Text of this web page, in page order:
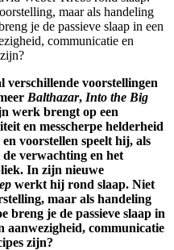
maar als handeling
je de passieve slaap in een
communicatie en
verschillende voorstellingen
Balthazar, Into the Big
werk brengt op een
en messcherpe helderheid
voorstellen speelt hij, als
verwachting en het
In zijn nieuwe
werkt hij rond slaap. Niet
maar als handeling
breng je de passieve slaap in
aanwezigheid, communicatie
zijn?